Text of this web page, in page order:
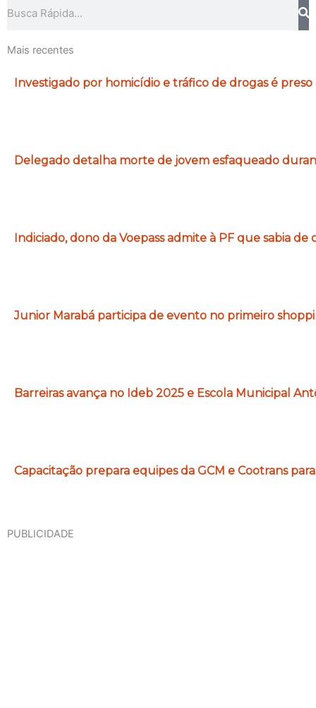
Mais recentes
Investigado por homicídio e tráfico de drogas é preso
Delegado detalha morte de jovem esfaqueado
Indiciado, dono da Voepass admite à PF que sabia
Junior Marabá participa de evento no primeiro
Barreiras avança no Ideb 2025 e Escola Municipal
Capacitação prepara equipes da GCM e Cootrans
PUBLICIDADE